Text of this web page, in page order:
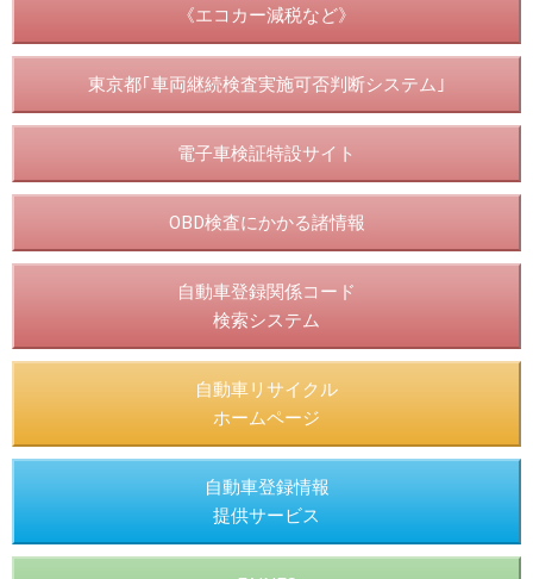
《エコカー減税など》
東京都｢車両継続検査実施可否判断システム｣
電子車検証特設サイト
OBD検査にかかる諸情報
自動車登録関係コード
検索システム
自動車リサイクル
ホームページ
自動車登録情報
提供サービス